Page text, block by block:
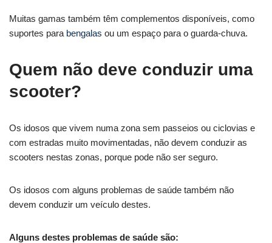
Muitas gamas também têm complementos disponíveis, como
suportes para bengalas ou um espaço para o guarda-chuva.
Quem não deve conduzir uma
scooter?
Os idosos que vivem numa zona sem passeios ou ciclovias e
com estradas muito movimentadas, não devem conduzir as
scooters nestas zonas, porque pode não ser seguro.
Os idosos com alguns problemas de saúde também não
devem conduzir um veículo destes.
Alguns destes problemas de saúde são: